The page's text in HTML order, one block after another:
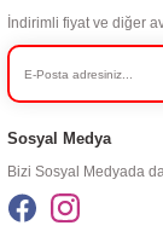
İndirimli fiyat ve diğer
Sosyal Medya
Bizi Sosyal Medyada